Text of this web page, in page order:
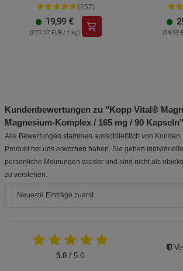
(257)
19,99 €
(377,17 EUR / 1 kg) (59,98
Kundenbewertungen zu "Kopp Vital®
Magnesium-Komplex / 165 mg / 90 Kapseln"
Alle Bewertungen stammen ausschließlich von
Produkt bei uns erworben haben. Sie geben
persönliche Meinungen wieder und sind nicht als
zu verstehen.
5.0 / 5.0